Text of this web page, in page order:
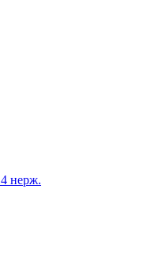
нерж.